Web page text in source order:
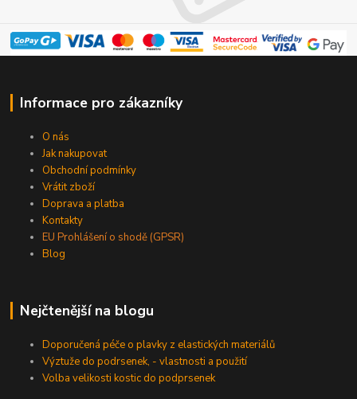
Informace pro zákazníky
O nás
Jak nakupovat
Obchodní podmínky
Vrátit zboží
Doprava a platba
Kontakty
EU Prohlášení o shodě (GPSR)
Blog
Nejčtenější na blogu
Doporučená péče o plavky z elastických materiálů
Výztuže do podrsenek, - vlastnosti a použití
Volba velikosti kostic do podprsenek